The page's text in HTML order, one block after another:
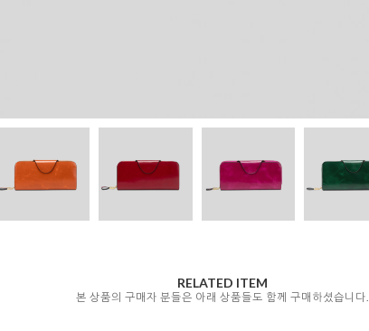
RELATED ITEM
본 상품의 구매자 분들은 아래 상품들도 함께 구매하셨습니다.